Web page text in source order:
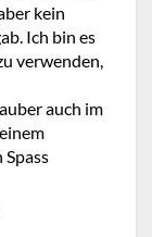
kein
Ich bin es
verwenden,
auch im
Spass